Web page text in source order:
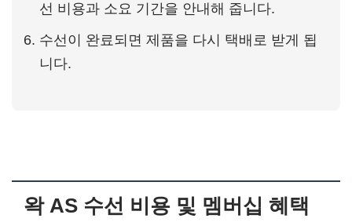
선 비용과 소요 기간을 안내해 줍니다.
수선이 완료되면 제품을 다시 택배로 받게 됩
니다.
왁 AS 수선 비용 및 멤버십 혜택